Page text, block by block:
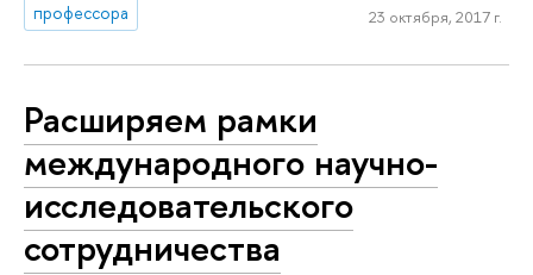
профессора
23 октября, 2017 г.
Расширяем рамки
международного научно-
исследовательского
сотрудничества